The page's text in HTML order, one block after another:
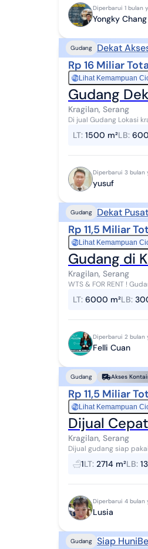
Diperbarui 1 bulan
Yongky Chang
Gudang Dekat
Rp 16 Miliar
RpLihat Kemampuan
Gudang
Kragilan, Serang
Di jual Gudang Lokasi kragilan industri Lb 1500 m Lt 6000 m Surat SHM Mess Office PLN sementara di pakai
LT: 1500 m²LB:
Diperbarui 3 bulan
yusuf
Gudang Dekat
Rp 11,5 Miliar
RpLihat Kemampuan
Gudang di
Kragilan, Serang
WTS & FOR RENT !
LT: 6000 m²LB:
Diperbarui 2 bulan
Felli Cuan
Gudang Akses
Rp 11,5 Miliar
RpLihat Kemampuan
Dijual
Kragilan, Serang
Dijual gudang siap
aman Akses tol hanya 1
1LT: 2714 m²LB:
Diperbarui 4 bulan
Lusia
Gudang Siap Huni